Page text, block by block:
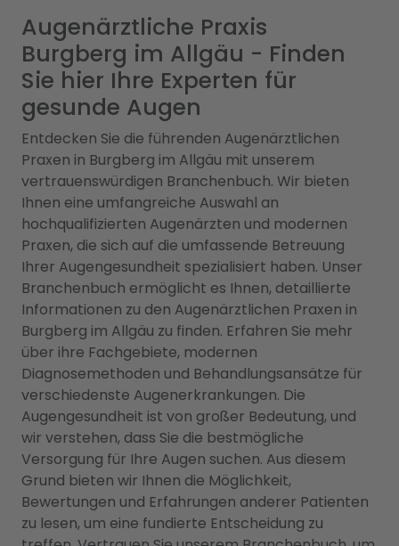
Augenärztliche Praxis
Burgberg im Allgäu - Finden
Sie hier Ihre Experten für
gesunde Augen
Entdecken Sie die führenden Augenärztlichen
Praxen in Burgberg im Allgäu mit unserem
vertrauenswürdigen Branchenbuch. Wir bieten
Ihnen eine umfangreiche Auswahl an
hochqualifizierten Augenärzten und modernen
Praxen, die sich auf die umfassende Betreuung
Ihrer Augengesundheit spezialisiert haben. Unser
Branchenbuch ermöglicht es Ihnen, detaillierte
Informationen zu den Augenärztlichen Praxen in
Burgberg im Allgäu zu finden. Erfahren Sie mehr
über ihre Fachgebiete, modernen
Diagnosemethoden und Behandlungsansätze für
verschiedenste Augenerkrankungen. Die
Augengesundheit ist von großer Bedeutung, und
wir verstehen, dass Sie die bestmögliche
Versorgung für Ihre Augen suchen. Aus diesem
Grund bieten wir Ihnen die Möglichkeit,
Bewertungen und Erfahrungen anderer Patienten
zu lesen, um eine fundierte Entscheidung zu